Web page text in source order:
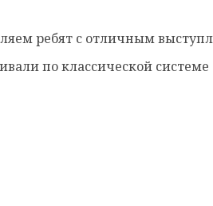
ребят с отличным
по классической системе